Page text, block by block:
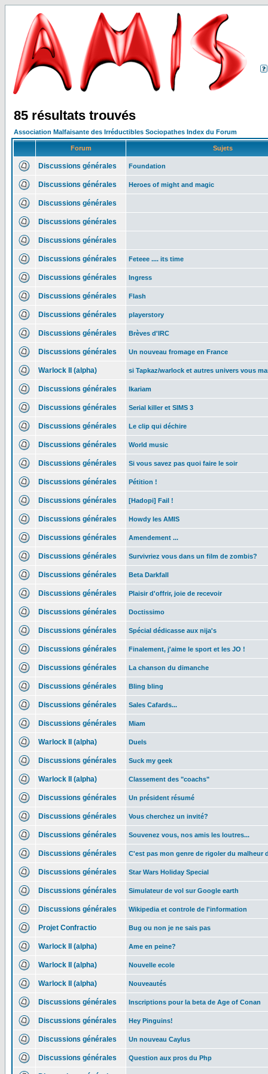
85 résultats trouvés
Association Malfaisante des Irréductibles Sociopathes Index du Forum
Forum Sujets
Discussions générales Foundation
Discussions générales Heroes of might and magic
Discussions générales
Discussions générales
Discussions générales
Discussions générales Feteee .... its time
Discussions générales Ingress
Discussions générales Flash
Discussions générales playerstory
Discussions générales Brèves d'IRC
Discussions générales Un nouveau fromage en France
Warlock II (alpha) si Tapkaz/warlock et autres univers vous
Discussions générales Ikariam
Discussions générales Serial killer et SIMS 3
Discussions générales Le clip qui déchire
Discussions générales World music
Discussions générales Si vous savez pas quoi faire le soir
Discussions générales Pétition !
Discussions générales [Hadopi] Fail !
Discussions générales Howdy les AMIS
Discussions générales Amendement ...
Discussions générales Survivriez vous dans un film de zombis?
Discussions générales Beta Darkfall
Discussions générales Plaisir d'offrir, joie de recevoir
Discussions générales Doctissimo
Discussions générales Spécial dédicasse aux nija's
Discussions générales Finalement, j'aime le sport et les JO !
Discussions générales La chanson du dimanche
Discussions générales Bling bling
Discussions générales Sales Cafards...
Discussions générales Miam
Warlock II (alpha) Duels
Discussions générales Suck my geek
Warlock II (alpha) Classement des "coachs"
Discussions générales Un président résumé
Discussions générales Vous cherchez un invité?
Discussions générales Souvenez vous, nos amis les loutres...
Discussions générales C'est pas mon genre de rigoler du malheur
Discussions générales Star Wars Holiday Special
Discussions générales Simulateur de vol sur Google earth
Discussions générales Wikipedia et controle de l'information
Projet Confractio Bug ou non je ne sais pas
Warlock II (alpha) Ame en peine?
Warlock II (alpha) Nouvelle ecole
Warlock II (alpha) Nouveautés
Discussions générales Inscriptions pour la beta de Age of Conan
Discussions générales Hey Pinguins!
Discussions générales Un nouveau Caylus
Discussions générales Question aux pros du Php